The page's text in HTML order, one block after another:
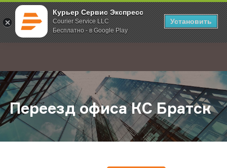
Курьер Сервис Экспресс
Courier Service LLC
Бесплатно - в Google Play
Установить
; Главная О компании Новости Переезд офиса КС Братск
Переезд офиса КС Братск